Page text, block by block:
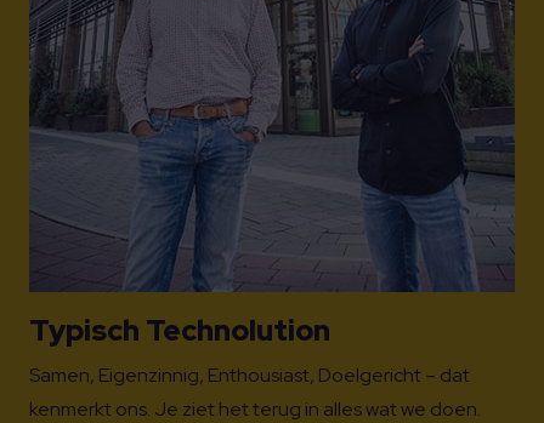
Typisch Technolution
Samen, Eigenzinnig, Enthousiast, Doelgericht– dat
kenmerkt ons. Je ziet het terug in alles wat we doen.